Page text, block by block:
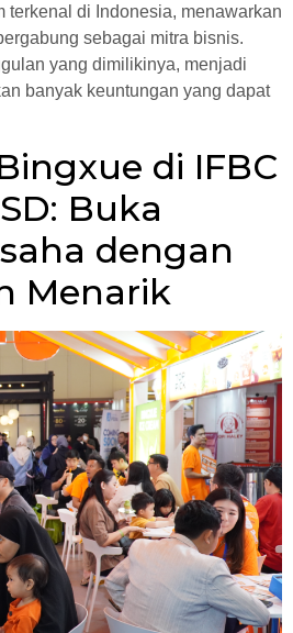
terkenal di Indonesia, menawarkan
sebagai mitra bisnis.
yang dimilikinya, menjadi
banyak keuntungan yang dapat
di IFBC
Buka
dengan
Menarik